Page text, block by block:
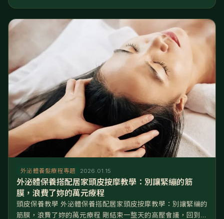
「頭皮」正在崩塌。 核心解答: 醫學研究指出,頭皮老化的速度
是臉部肌膚的 6 倍,是身體肌膚的 12 倍。
外泌體養髮療程專題 2026.01.15
外泌體保養搭配居家頭皮按摩教學：別讓緊繃的筋
膜，浪費了妳的萬元療程
頭皮保養教學 外泌體保養搭配居家頭皮按摩教學：別讓緊繃的
筋膜，浪費了妳的萬元療程 剛結束一整天的高壓會議，回到家